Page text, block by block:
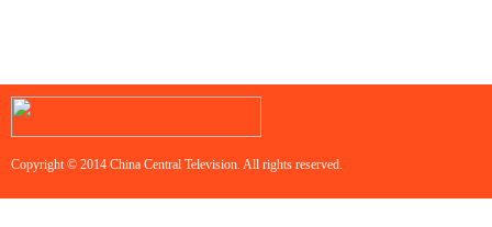
Copyright © 2014 China Central Television. All rights reserved.